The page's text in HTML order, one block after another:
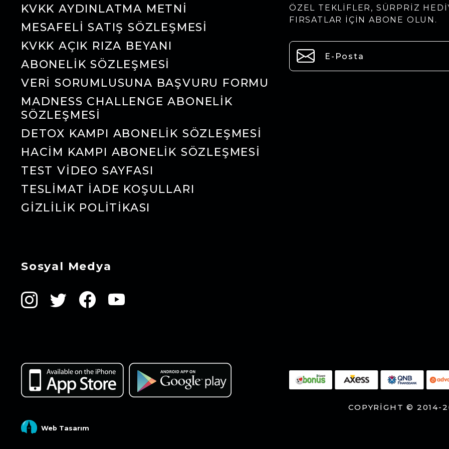
KVKK AYDINLATMA METNI
MESAFELI SATIŞ SÖZLEŞMESI
KVKK AÇIK RIZA BEYANI
ABONELIK SÖZLEŞMESI
VERI SORUMLUSUNA BAŞVURU FORMU
MADNESS CHALLENGE ABONELIK
SÖZLEŞMESI
DETOX KAMPI ABONELIK SÖZLEŞMESI
HACIM KAMPI ABONELIK SÖZLEŞMESI
TEST VIDEO SAYFASI
TESLIMAT İADE KOŞULLARI
GIZLILIK POLITIKASI
Sosyal Medya
ÖZEL TEKLIFLER, SÜRPRIZ
FIRSATLAR IÇIN ABONE OLUN.
COPYRIGHT © 2014-
Web Tasarım